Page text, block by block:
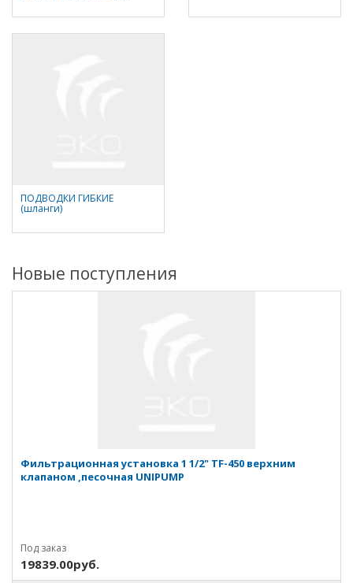
ПОДВОДКИ ГИБКИЕ
(шланги)
Новые поступления
Фильтрационная установка 1 1/2" TF-450 верхним
клапаном ,песочная UNIPUMP
Под заказ
19839.00руб.